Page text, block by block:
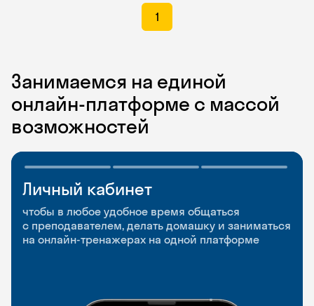
1
Занимаемся на единой
онлайн-платформе с массой
возможностей
Личный кабинет
чтобы в любое удобное время общаться
с преподавателем, делать домашку и заниматься
на онлайн-тренажерах на одной платформе
Мобильное
приложение
чтобы заниматься и изучать новые слова где
и когда удобно
Разговорные клубы
и Talks
Групповые занятия для разговорной практики
и индивидуальные встречи с преподавателями